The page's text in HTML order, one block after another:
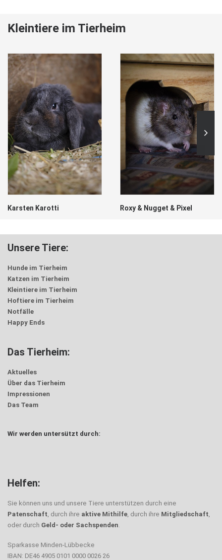
Kleintiere im Tierheim
Karsten Karotti Roxy & Nugget & Pixel
Unsere Tiere:
Hunde im Tierheim
Katzen im Tierheim
Kleintiere im Tierheim
Hoftiere im Tierheim
Notfälle
Happy Ends
Das Tierheim:
Aktuelles
Über das Tierheim
Impressionen
Das Team
Wir werden untersützt durch:
Helfen:
Sie können uns und unsere Tiere unterstützen durch eine
Patenschaft, durch ihre aktive Mithilfe, durch ihre Mitgliedschaft,
oder durch Geld- oder Sachspenden.
Sparkasse Minden-Lübbecke
IBAN: DE46 4905 0101 0000 0026 26